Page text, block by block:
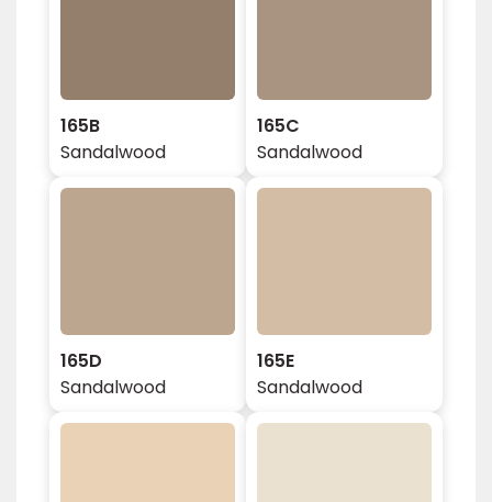
165B
Sandalwood
165C
Sandalwood
165D
Sandalwood
165E
Sandalwood